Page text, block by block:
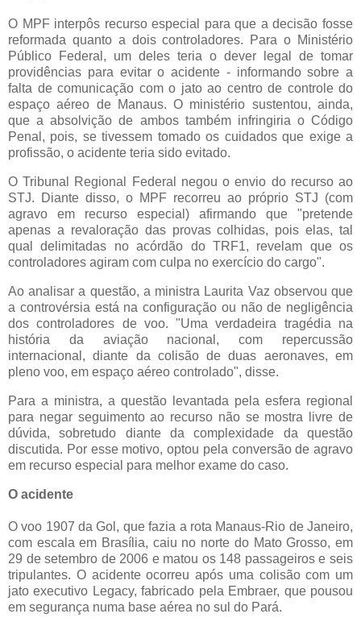
O MPF interpôs recurso especial para que a decisão fosse
reformada quanto a dois controladores. Para o Ministério
Público Federal, um deles teria o dever legal de tomar
providências para evitar o acidente - informando sobre a
falta de comunicação com o jato ao centro de controle do
espaço aéreo de Manaus. O ministério sustentou, ainda,
que a absolvição de ambos também infringiria o Código
Penal, pois, se tivessem tomado os cuidados que exige a
profissão, o acidente teria sido evitado.
O Tribunal Regional Federal negou o envio do recurso ao
STJ. Diante disso, o MPF recorreu ao próprio STJ (com
agravo em recurso especial) afirmando que "pretende
apenas a revaloração das provas colhidas, pois elas, tal
qual delimitadas no acórdão do TRF1, revelam que os
controladores agiram com culpa no exercício do cargo".
Ao analisar a questão, a ministra Laurita Vaz observou que
a controvérsia está na configuração ou não de negligência
dos controladores de voo. "Uma verdadeira tragédia na
história da aviação nacional, com repercussão
internacional, diante da colisão de duas aeronaves, em
pleno voo, em espaço aéreo controlado", disse.
Para a ministra, a questão levantada pela esfera regional
para negar seguimento ao recurso não se mostra livre de
dúvida, sobretudo diante da complexidade da questão
discutida. Por esse motivo, optou pela conversão de agravo
em recurso especial para melhor exame do caso.
O acidente
O voo 1907 da Gol, que fazia a rota Manaus-Rio de Janeiro,
com escala em Brasília, caiu no norte do Mato Grosso, em
29 de setembro de 2006 e matou os 148 passageiros e seis
tripulantes. O acidente ocorreu após uma colisão com um
jato executivo Legacy, fabricado pela Embraer, que pousou
em segurança numa base aérea no sul do Pará.